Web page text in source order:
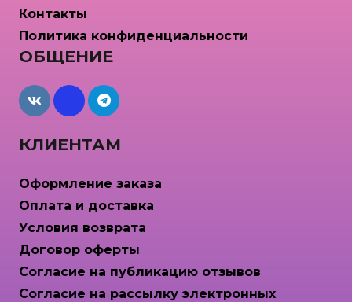
КЛИЕНТАМ
Оформление заказа
Оплата и доставка
Условия возврата
Договор оферты
Согласие на публикацию отзывов
Согласие на рассылку электронных
ОБЩЕНИЕ
maxcdn
Контакты
Политика конфиденциальности